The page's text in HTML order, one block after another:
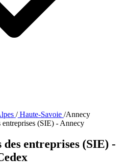
/Haute-Savoie /Annecy
entreprises (SIE) - Annecy
des entreprises (SIE) -